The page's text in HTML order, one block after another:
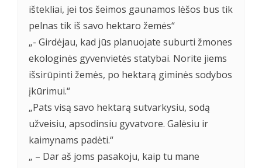
ištekliai, jei tos šeimos gaunamos lėšos bus tik
pelnas tik iš savo hektaro žemės“
„- Girdėjau, kad jūs planuojate suburti žmones
ekologinės gyvenvietės statybai. Norite jiems
išsirūpinti žemės, po hektarą giminės sodybos
įkūrimui.“
„Pats visą savo hektarą sutvarkysiu, sodą
užveisiu, apsodinsiu gyvatvore. Galėsiu ir
kaimynams padėti.“
„ – Dar aš joms pasakoju, kaip tu mane